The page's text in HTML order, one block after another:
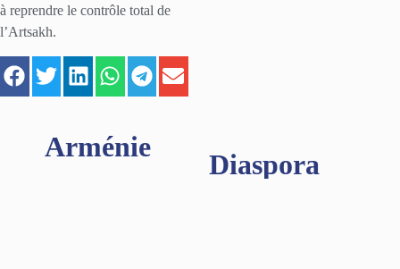
à reprendre le contrôle total de
l’Artsakh.
Arménie
Diaspora